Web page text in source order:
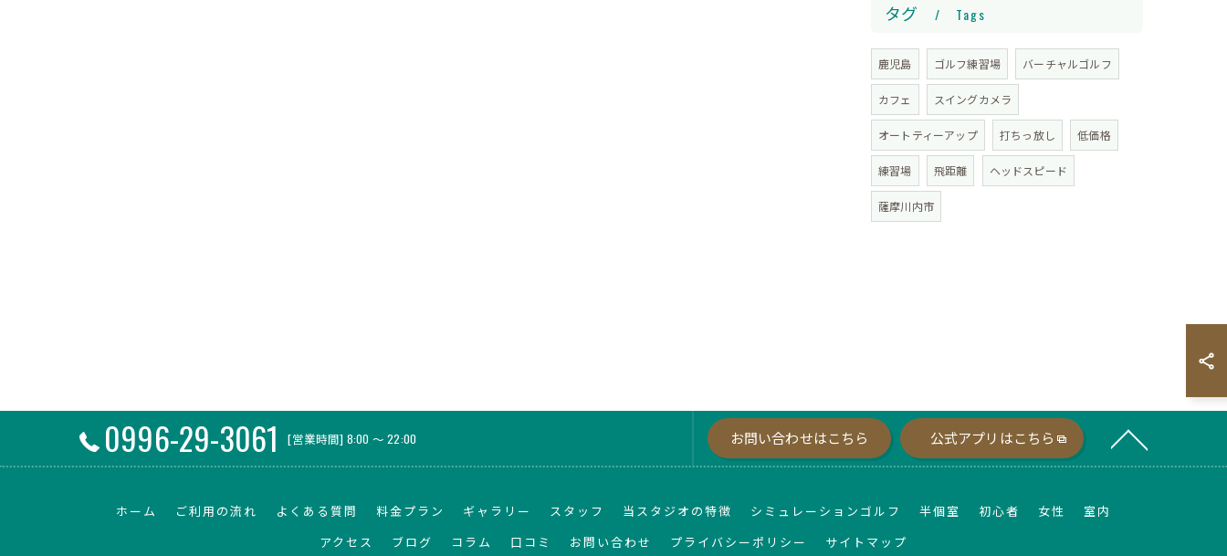
タグ Tags
鹿児島 ゴルフ練習場 バーチャルゴルフ
カフェ スイングカメラ
オートティーアップ 打ちっ放し 低価格
練習場 飛距離 ヘッドスピード
薩摩川内市
0996-29-3061 [営業時間] 8:00 ～ 22:00 お問い合わせはこちら 公式アプリはこちら
ホーム ご利用の流れ よくある質問 料金プラン ギャラリー スタッフ 当スタジオの特徴 シミュレーションゴルフ 半個室 初心者 女性
室内
アクセス
ブログ コラム 口コミ お問い合わせ プライバシーポリシー サイトマップ